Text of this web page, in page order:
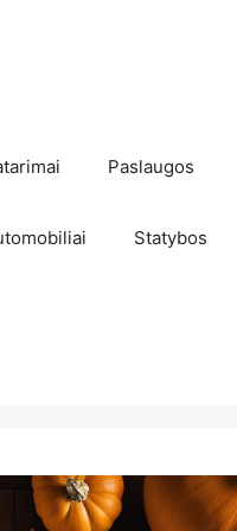
Paslaugos
Statybos